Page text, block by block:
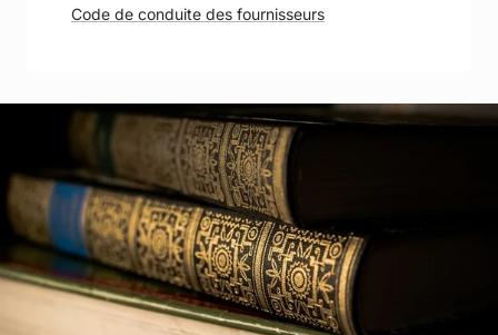
Code de conduite des fournisseurs